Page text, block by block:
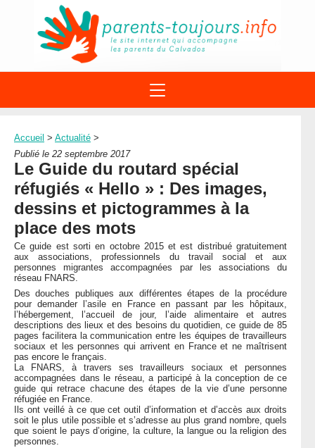
À PROPOS DU REAAP
1ÈRE VISITE
ACTUALITÉ
AGENDA
DISPOSITIFS PARENTALITÉ
SITES INTERNET
NUMÉROS VERTS
LEXIQUE
LETTRES D’INFO
MENTIONS LÉGALES
STRUCTURES
DOCUMENTS
FORMATIONS
Accueil > Actualité >
Publié le 22 septembre 2017
Le Guide du routard spécial
réfugiés « Hello » : Des images,
dessins et pictogrammes à la
place des mots
Ce guide est sorti en octobre 2015 et est distribué gratuitement
aux associations, professionnels du travail social et aux
personnes migrantes accompagnées par les associations du
réseau FNARS.
Des douches publiques aux différentes étapes de la procédure
pour demander l’asile en France en passant par les hôpitaux,
l’hébergement, l’accueil de jour, l’aide alimentaire et autres
descriptions des lieux et des besoins du quotidien, ce guide de 85
pages facilitera la communication entre les équipes de travailleurs
sociaux et les personnes qui arrivent en France et ne maîtrisent
pas encore le français.
La FNARS, à travers ses travailleurs sociaux et personnes
accompagnées dans le réseau, a participé à la conception de ce
guide qui retrace chacune des étapes de la vie d’une personne
réfugiée en France.
Ils ont veillé à ce que cet outil d’information et d’accès aux droits
soit le plus utile possible et s’adresse au plus grand nombre, quels
que soient le pays d’origine, la culture, la langue ou la religion des
personnes.